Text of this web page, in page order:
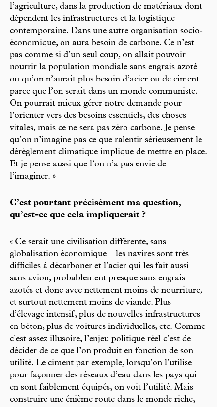
l’agriculture, dans la production de matériaux dont
dépendent les infrastructures et la logistique
contemporaine. Dans une autre organisation socio-
économique, on aura besoin de carbone. Ce n’est
pas comme si d’un seul coup, on allait pouvoir
nourrir la population mondiale sans engrais azoté
ou qu’on n’aurait plus besoin d’acier ou de ciment
parce que l’on serait dans un monde communiste.
On pourrait mieux gérer notre demande pour
l’orienter vers des besoins essentiels, des choses
vitales, mais ce ne sera pas zéro carbone. Je pense
qu’on n’imagine pas ce que ralentir sérieusement le
dérèglement climatique implique de mettre en place.
Et je pense aussi que l’on n’a pas envie de
l’imaginer. »
C’est pourtant précisément ma question,
qu’est-ce que cela impliquerait ?
« Ce serait une civilisation différente, sans
globalisation économique – les navires sont très
difficiles à décarboner et l’acier qui les fait aussi –
sans avion, probablement presque sans engrais
azotés et donc avec nettement moins de nourriture,
et surtout nettement moins de viande. Plus
d’élevage intensif, plus de nouvelles infrastructures
en béton, plus de voitures individuelles, etc. Comme
c’est assez illusoire, l’enjeu politique réel c’est de
décider de ce que l’on produit en fonction de son
utilité. Le ciment par exemple, lorsqu’on l’utilise
pour façonner des réseaux d’eau dans les pays qui
en sont faiblement équipés, on voit l’utilité. Mais
construire une énième route dans le monde riche,